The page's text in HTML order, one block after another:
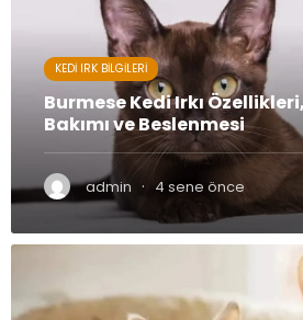
KEDI IRK BILGILERI
Burmese Kedi Irkı
Bakımı ve Beslenmesi
admin · 4 sene önce